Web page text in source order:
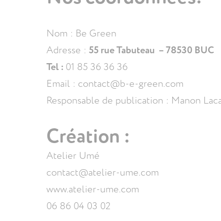
Nom : Be Green
Adresse :55 rue Tabuteau –78530 BUC
Tel : 01 85 36 36 36
Email : contact@b-e-green.com
Responsable de publication : Manon
Création :
Atelier Umé
contact@atelier-ume.com
www.atelier-ume.com
06 86 04 03 02